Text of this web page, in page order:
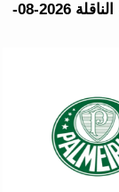
Campeonato Brasileiro Série A والقنوات الناقلة 2026-08-